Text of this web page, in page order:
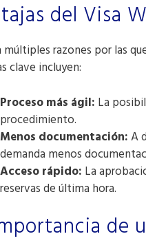
del Visa
múltiples razones por las
clave incluyen:
Proceso más ágil: La
procedimiento.
Menos documentación:A
demanda menos
Acceso rápido: La
reservas de última hora.
de